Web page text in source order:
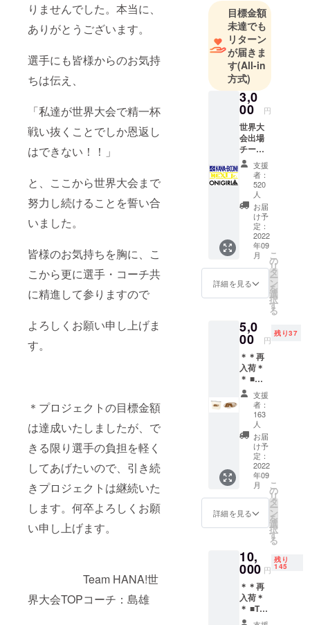
りませんでした。本当に、
ありがとうございます。
選手にも皆様からのお気持
ちは伝え、
「私達が世界大会で精一杯
戦い抜くことでしか恩返し
はできない！！」
と、ここから世界大会まで
努力し続けることを誓い合
いました。
皆様のお気持ちを胸に、こ
こから更に選手・コーチ共
に精進して参りますので
よろしくお願い申し上げま
す。
＊プロジェクトの目標金額
は達成いたしましたが、で
きる限り選手の負担を軽く
してあげたいので、引き続
きプロジェクトは継続いた
します。何卒よろしくお願
い申し上げます。
Team HANA!世
界大会TOPコーチ：島雄
目標金額
未達でも
リターン
が届きま
す(All-in
方式)
3,0
00 円
世界大
会出場
チーム
３チー
ムのロ
ゴ入り
ステッ
カー＆
お礼
メール
■サイ
ズ：約
５㎝×１
０㎝ ※
備考欄
とご連
絡先を
ご記入
くださ
い。
支援
者：
520
人
お届
け予
定：
2022
年09
月
詳細を見る
こ
の
リ
タ
ー
ン
を
選
択
す
る
5,0
00 円
残り37
＊＊再
入荷＊
＊ ■
ポーチ
丁度い
い大き
さで
す。 生
地もホ
ワイト
ではな
くオフ
ホワイ
トでと
てもお
ズ：約
１２㎝×
１８㎝
※備考欄
に代表
様のお
名前と
支援
者：
163
人
お届
け予
定：
2022
年09
月
詳細を見る
こ
の
リ
タ
ー
ン
を
選
択
す
る
10,
000 円
残り
145
＊＊再
入荷＊
＊ ■T
シャツ